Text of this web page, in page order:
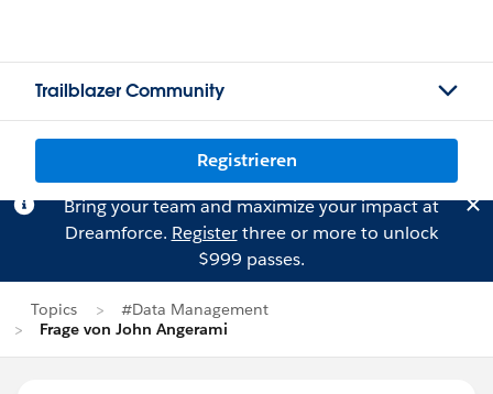
Trailblazer Community
Registrieren
Bring your team and maximize your impact at
Dreamforce. Registerthree or more to unlock
$999 passes.
Topics
#Data Management
Frage von John Angerami